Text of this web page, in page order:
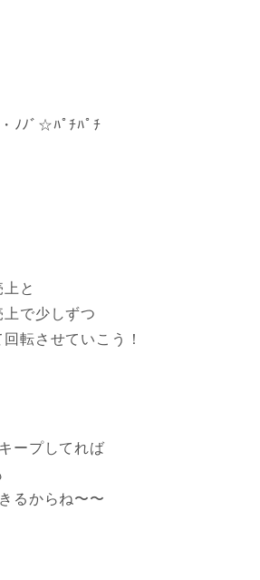
ﾉﾉﾞ☆ﾊﾟﾁﾊﾟﾁ
と
で少しずつ
転させていこう！
ープしてれば
るからね〜〜